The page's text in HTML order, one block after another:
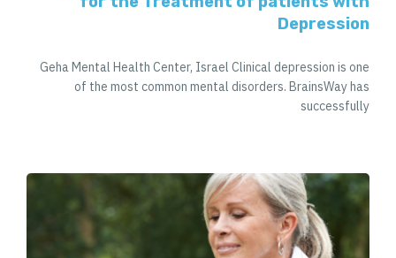
Depression
Geha Mental Health Center, Israel Clinical depression is one
of the most common mental disorders. BrainsWay has
successfully